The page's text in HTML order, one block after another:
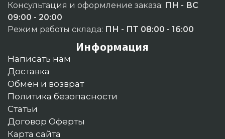
Консультация и оформление заказа: ПН - ВС
09:00 - 20:00
Режим работы склада: ПН - ПТ 08:00 - 16:00
Информация
Написать нам
Доставка
Обмен и возврат
Политика безопасности
Статьи
Договор Оферты
Карта сайта